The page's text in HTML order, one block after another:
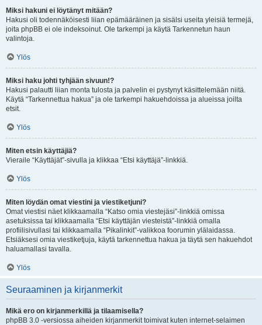
Miksi hakuni ei löytänyt mitään?
Hakusi oli todennäköisesti liian epämääräinen ja sisälsi useita yleisiä termejä,
joita phpBB ei ole indeksoinut. Ole tarkempi ja käytä Tarkennetun haun
valintoja.
Ylös
Miksi haku johti tyhjään sivuun!?
Hakusi palautti liian monta tulosta ja palvelin ei pystynyt käsittelemään niitä.
Käytä “Tarkennettua hakua” ja ole tarkempi hakuehdoissa ja alueissa joilta
etsit.
Ylös
Miten etsin käyttäjiä?
Vieraile “Käyttäjät”-sivulla ja klikkaa “Etsi käyttäjä”-linkkiä.
Ylös
Miten löydän omat viestini ja viestiketjuni?
Omat viestisi näet klikkaamalla “Katso omia viestejäsi”-linkkiä omissa
asetuksissa tai klikkaamalla “Etsi käyttäjän viesteistä”-linkkiä omalla
profiilisivullasi tai klikkaamalla “Pikalinkit”-valikkoa foorumin ylälaidassa.
Etsiäksesi omia viestiketjuja, käytä tarkennettua hakua ja täytä sen hakuehdot
haluamallasi tavalla.
Ylös
Seuraaminen ja kirjanmerkit
Mikä ero on kirjanmerkillä ja tilaamisella?
phpBB 3.0 -versiossa aiheiden kirjanmerkit toimivat kuten internet-selaimen